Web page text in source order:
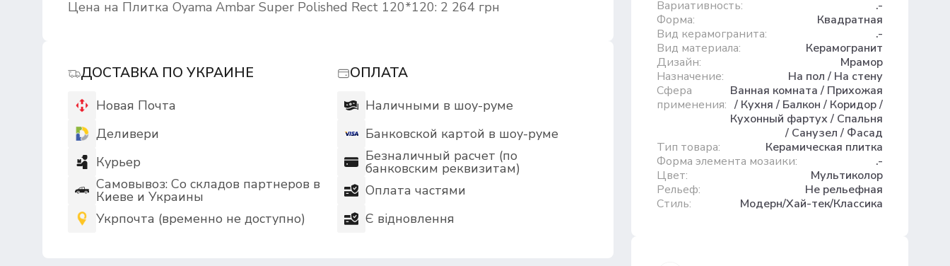
Цена на Плитка Oyama Ambar Super Polished Rect 120*120: 2 264 грн
ДОСТАВКА ПО УКРАИНЕ
Новая Почта
Деливери
Курьер
Самовывоз: Со складов партнеров в
Киеве и Украины
Укрпочта (временно не доступно)
ОПЛАТА
Наличными в шоу-руме
Банковской картой в шоу-руме
Безналичный расчет (по
банковским реквизитам)
Оплата частями
Є відновлення
Вариативность:
.-
Форма:
Квадратная
Вид керамогранита:
.-
Вид материала:
Керамогранит
Дизайн:
Мрамор
Назначение:
На пол / На стену
Сфера
применения:
Ванная комната / Прихожая
/ Кухня / Балкон / Коридор /
Кухонный фартух / Спальня
/ Санузел / Фасад
Тип товара:
Керамическая плитка
Форма элемента мозаики:
.-
Цвет:
Мультиколор
Рельеф:
Не рельефная
Стиль:
Модерн/Хай-тек/Классика